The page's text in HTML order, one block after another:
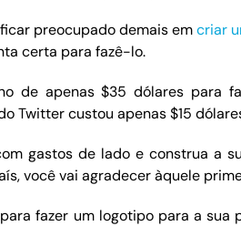
preocupado demais emcriar
certa para fazê-lo.
de apenas $35 dólares para
Twitter custou apenas $15
gastos de lado e construa a
você vai agradecer àquele
fazer um logotipo para a sua